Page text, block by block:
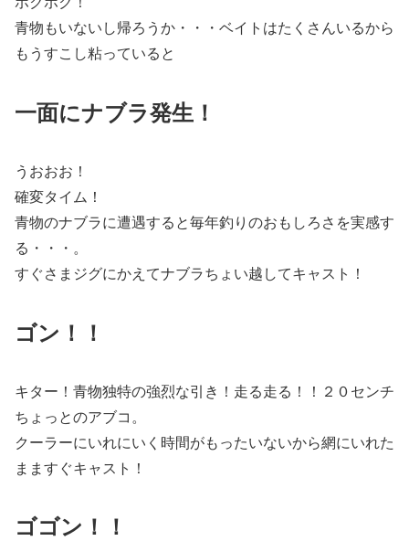
青物もいないし帰ろうか・・・ベイトはたくさんいるから
もうすこし粘っていると
一面にナブラ発生！
うおおお！
確変タイム！
青物のナブラに遭遇すると毎年釣りのおもしろさを実感す
る・・・。
すぐさまジグにかえてナブラちょい越してキャスト！
ゴン！！
キター！青物独特の強烈な引き！走る走る！！２０センチ
ちょっとのアブコ。
クーラーにいれにいく時間がもったいないから網にいれた
まますぐキャスト！
ゴゴン！！